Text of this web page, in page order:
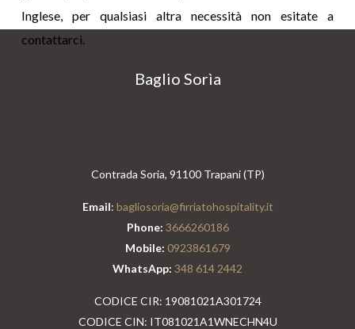
Inglese, per qualsiasi altra necessità non esitate a
contattarci.
Baglio Sorìa
Contrada Soria, 91100 Trapani (TP)
Email: bagliosoria@firriatohospitality.it
Phone: 3666260186
Mobile: 0923861679
WhatsApp: 348 614 2442
CODICE CIR: 19081021A301724
CODICE CIN: IT081021A1WNECHN4U